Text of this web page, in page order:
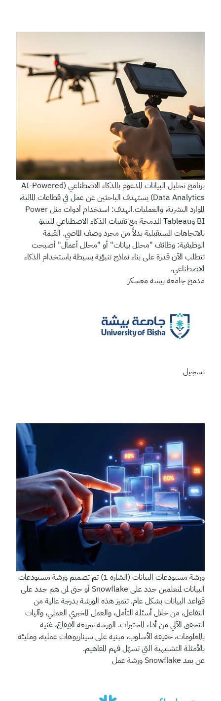
برنامج تحليل البيانات المدعوم بالذكاء الاصطناعي (AI-Powered
Data Analytics) يستهدف الباحثين عن عمل في قطاعات المالية،
الموارد البشرية، والعمليات.الهدف: استخدام أدوات مثل Power
BI وTableau المدمجة مع تقنيات الذكاء الاصطناعي للتنبؤ
بالاتجاهات المستقبلية بدلاً من مجرد وصف الماضي. القيمة
الوظيفية: وظائف "محلل بيانات" أو "محلل أعمال" أصبحت
تتطلب الآن قدرة على بناء نماذج تنبؤية بسيطة باستخدام الذكاء
الاصطناعي.
مدمججامعة بيشة معسكر
تسجيل
ورشة مستودعات البيانات (الشارة 1)
تم تصميم ورشة مستودعات
البيانات لمتعلمين جدد على Snowflake أو حتى لمن هم جدد على
قواعد البيانات بشكل عام. تتميز هذه الورشة بدرجة عالية من
التفاعل، من خلال أسئلة التأمل، والعمل المخبري العملي، وآليات
التحقق الآلي من أداء المختبرات. الورشة سريعة الإيقاع، غنية
بالمعلومات، خفيفة الأسلوب، مبنية على سيناريوهات عملية، ومليئة
بالأمثلة التشبيهية التي تسهّل فهم المفاهيم.
عن بعد Snowflake ورشة عمل